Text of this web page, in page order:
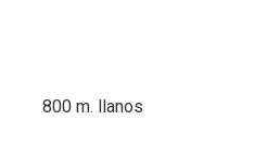
800 m. llanos